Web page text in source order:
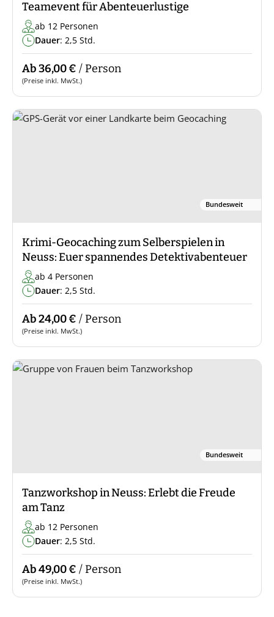
Teamevent für Abenteuerlustige
ab 12 Personen
Dauer: 2,5 Std.
Ab 36,00 € / Person
(Preise inkl. MwSt.)
Bundesweit
Krimi-Geocaching zum Selberspielen in
Neuss: Euer spannendes Detektivabenteuer
ab 4 Personen
Dauer: 2,5 Std.
Ab 24,00 € / Person
(Preise inkl. MwSt.)
Bundesweit
Tanzworkshop in Neuss: Erlebt die Freude
am Tanz
ab 12 Personen
Dauer: 2,5 Std.
Ab 49,00 € / Person
(Preise inkl. MwSt.)